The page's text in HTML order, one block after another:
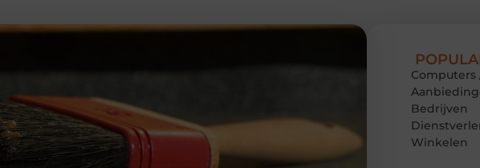
Computers
Bedrijven
Winkelen